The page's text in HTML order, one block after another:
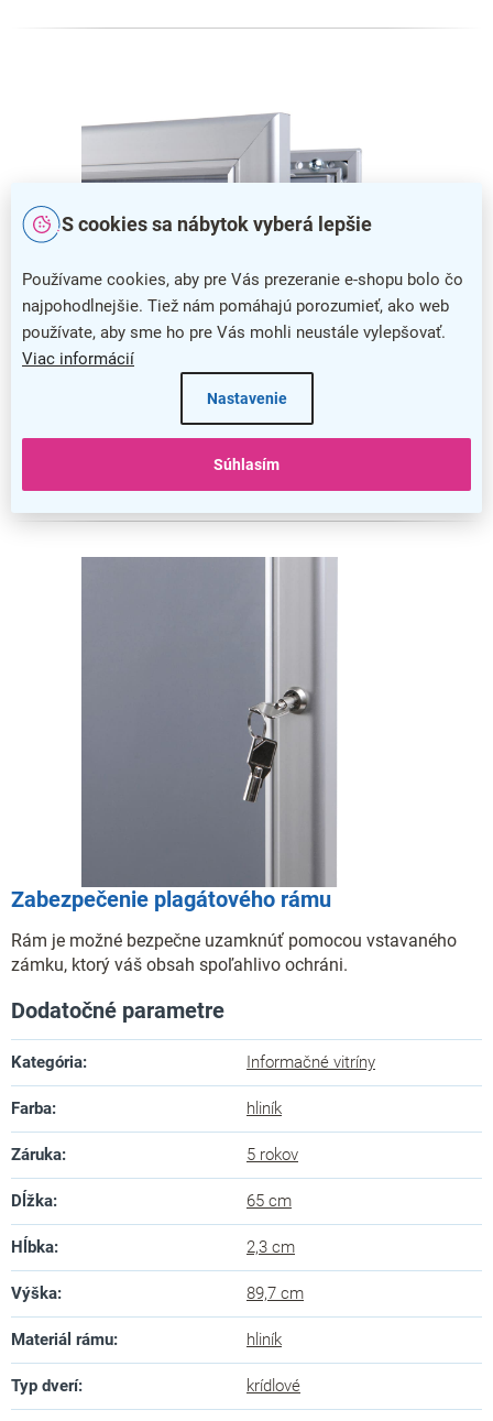
S cookies sa nábytok vyberá lepšie
Používame cookies, aby pre Vás prezeranie e-shopu bolo čo
najpohodlnejšie. Tiež nám pomáhajú porozumieť, ako web
používate, aby sme ho pre Vás mohli neustále vylepšovať.
Viac informácií
Nastavenie
Súhlasím
Jednoduchá výmena obsahu
len odklopiť stranu panelu a váš obsah pohodlne vložiť.
Zabezpečenie plagátového rámu
Rám je možné bezpečne uzamknúť pomocou vstavaného
zámku, ktorý váš obsah spoľahlivo ochráni.
Dodatočné parametre
Kategória: Informačné vitríny
Farba: hliník
Záruka: 5 rokov
Dĺžka: 65 cm
Hĺbka: 2,3 cm
Výška: 89,7 cm
Materiál rámu: hliník
Typ dverí: krídlové